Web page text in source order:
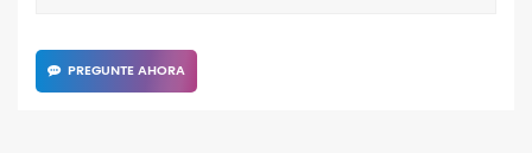
PREGUNTE AHORA